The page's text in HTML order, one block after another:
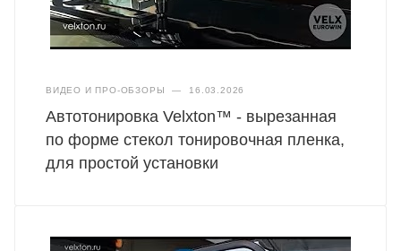
ВИДЕО И ПРО-ОБЗОРЫ — 16.03.2026
Автотонировка Velxton™ - вырезанная
по форме стекол тонировочная пленка,
для простой установки